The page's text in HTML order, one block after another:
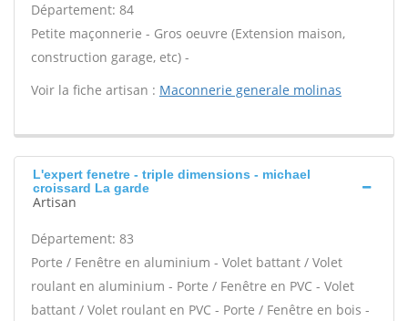
Département: 84
Petite maçonnerie - Gros oeuvre (Extension maison,
construction garage, etc) -
Voir la fiche artisan : Maconnerie generale molinas
L'expert fenetre - triple dimensions - michael
croissard La garde
Artisan
Département: 83
Porte / Fenêtre en aluminium - Volet battant / Volet
roulant en aluminium - Porte / Fenêtre en PVC - Volet
battant / Volet roulant en PVC - Porte / Fenêtre en bois -